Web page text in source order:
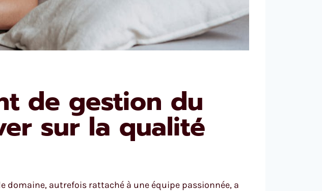
de gestion du
sur la qualité
domaine, autrefois rattaché à une équipe passionnée, a